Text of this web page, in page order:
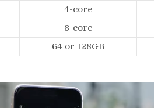
4-core
8-core
64 or 128GB